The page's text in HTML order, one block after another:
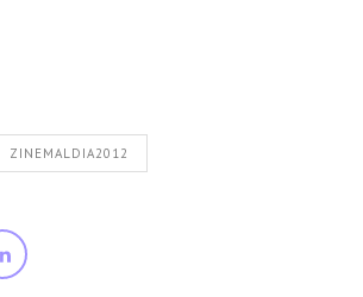
ZINEMALDIA2012